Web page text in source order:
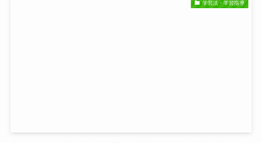
学習法・学習指導